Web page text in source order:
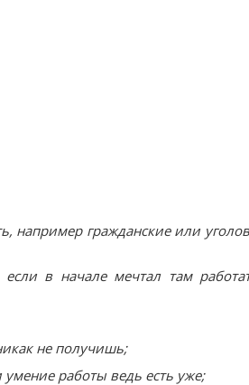
например гражданские или
в начале мечтал там
не получишь;
умение работы ведь есть уже;